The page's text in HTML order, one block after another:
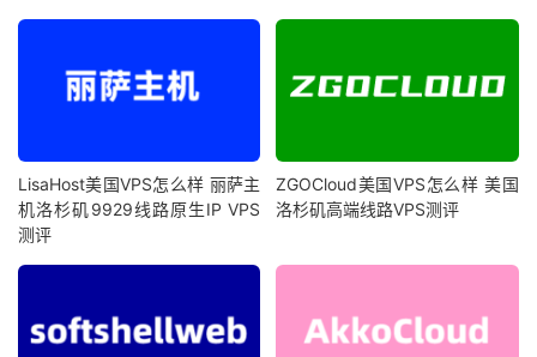
LisaHost美国VPS怎么样 丽萨主
机洛杉矶9929线路原生IP VPS
测评
ZGOCloud美国VPS怎么样 美国
洛杉矶高端线路VPS测评